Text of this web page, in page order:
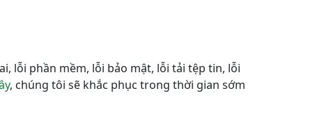
lỗi phần mềm, lỗi bảo mật, lỗi tải tệp tin, lỗi
, chúng tôi sẽ khắc phục trong thời gian sớm